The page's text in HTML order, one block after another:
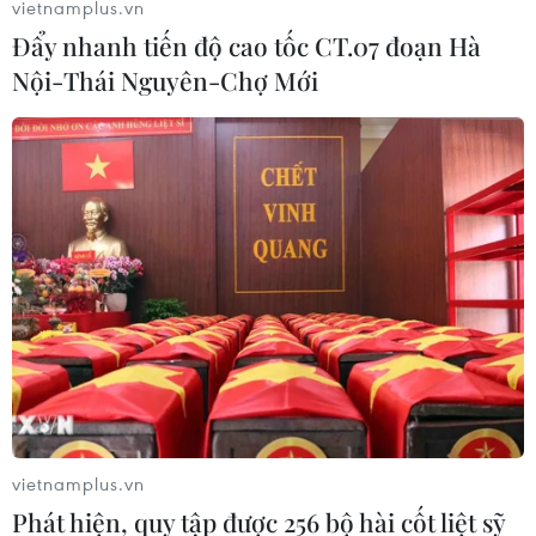
Câu chuyện đẹp về những thanh niên tình
nguyện nhập ngũ ở Tây Ninh
25/02/2024 22:02
Cặp anh em song sinh ở phường 1, thành phố Tây Ninh;
nữ tân cử nhân vừa tốt nghiệp đại học và hai anh em
ruột cùng ngụ ở phường Ninh Sơn, thành phố Tây Ninh
đã tình nguyện nhập ngũ.
vietnamplus.vn
Đẩy nhanh tiến độ cao tốc CT.07 đoạn Hà
Nội-Thái Nguyên-Chợ Mới
vietnamplus.vn
Phát hiện, quy tập được 256 bộ hài cốt liệt sỹ